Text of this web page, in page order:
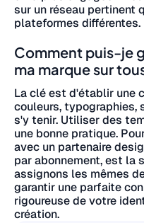
sur un réseau pertinent
plateformes différentes.
Comment puis-je
ma marque sur
La clé est d'établir une
couleurs, typographies,
s'y tenir. Utiliser des
une bonne pratique.
avec un partenaire
par abonnement, est la
assignons les mêmes
garantir une parfaite
rigoureuse de votre
création.